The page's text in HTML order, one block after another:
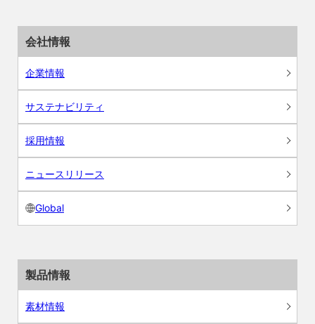
会社情報
企業情報
サステナビリティ
採用情報
ニュースリリース
Global
製品情報
素材情報